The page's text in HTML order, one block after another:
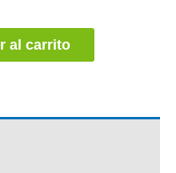
al carrito